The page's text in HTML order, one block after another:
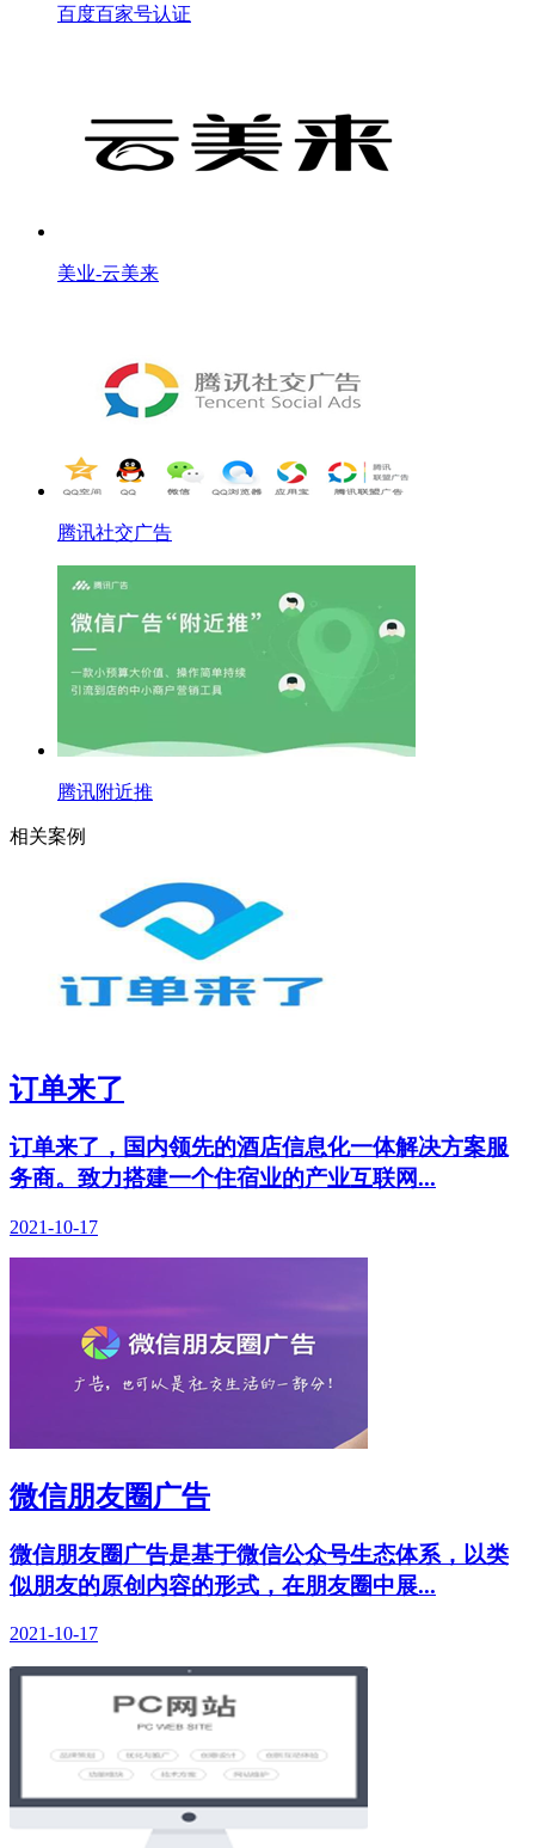
百度百家号认证
美业-云美来
腾讯社交广告
腾讯附近推
相关案例
订单来了
订单来了，国内领先的酒店信息化一体解决方案服
务商。致力搭建一个住宿业的产业互联网...
2021-10-17
微信朋友圈广告
微信朋友圈广告是基于微信公众号生态体系，以类
似朋友的原创内容的形式，在朋友圈中展...
2021-10-17